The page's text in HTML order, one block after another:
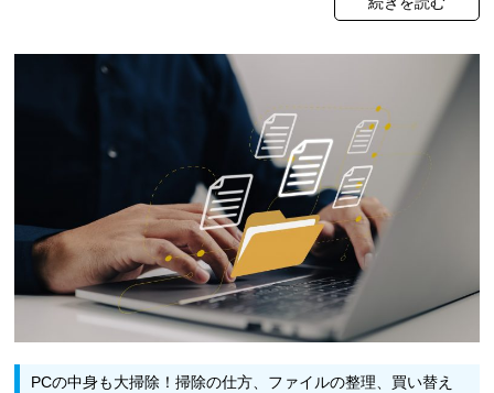
PCの中身も大掃除！掃除の仕方、ファイルの整理、買い替え